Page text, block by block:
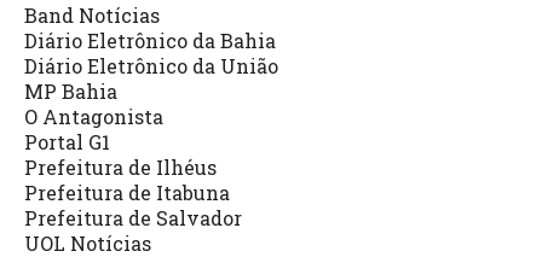
Band Notícias
Diário Eletrônico da Bahia
Diário Eletrônico da União
MP Bahia
O Antagonista
Portal G1
Prefeitura de Ilhéus
Prefeitura de Itabuna
Prefeitura de Salvador
UOL Notícias